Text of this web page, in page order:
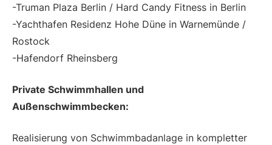
-Truman Plaza Berlin / Hard Candy Fitness in Berlin
-Yachthafen Residenz Hohe Düne in Warnemünde /
Rostock
-Hafendorf Rheinsberg
Private Schwimmhallen und
Außenschwimmbecken:
Realisierung von Schwimmbadanlage in kompletter